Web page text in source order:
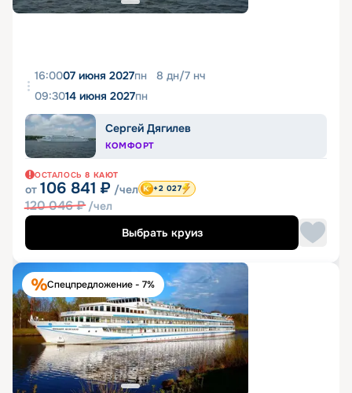
16:0007 июня 2027пн 8 дн/7 нч
09:3014 июня 2027пн
Сергей Дягилев
КОМФОРТ
ОСТАЛОСЬ 8 КАЮТ
от 106 841 ₽ /чел
120 046₽ /чел
+2 027
Выбрать круиз
Спецпредложение - 7%